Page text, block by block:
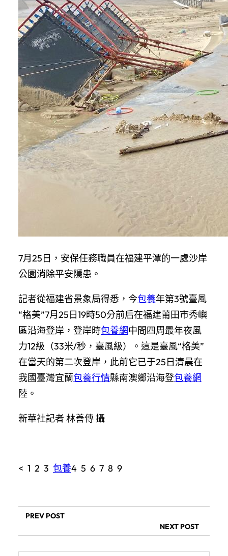
7月25日，安保任務職員在福建平潭的一處沙岸
公園消除平安隱患。
記者從福建省景象局得悉，今包養年第3號臺風
“格美”7月25日19時50分前后在福建莆田市秀嶼
區沿海登岸，登岸時包養網中間四周最年夜風
力12級（33米/秒，臺風級）。這是臺風“格美”
在當天的第二次登岸，此前它已于25日清晨在
我國臺灣宜蘭包養行情縣南澳鄉沿海登包養網
陸。
新華社記者 林善傳 攝
< 1 2 3 包養4 5 6 7 8 9
PREV POST
NEXT POST